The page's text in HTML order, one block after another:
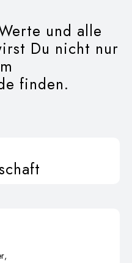
und alle
Du nicht nur
finden.